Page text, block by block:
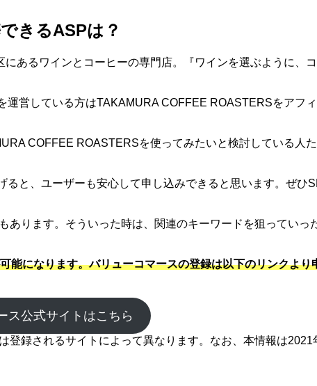
きるASPは？
あるワインとコーヒーの専門店。『ワインを選ぶように、
営している方はTAKAMURA COFFEE ROASTERSをアフ
COFFEE ROASTERSを使ってみたいと検討している人
と、ユーザーも安心して申し込みできると思います。ぜひ
ります。そういった時は、関連のキーワードを狙っていっ
になります。バリューコマースの登録は以下のリンクより
ス公式サイトはこちら
録されるサイトによって異なります。なお、本情報は